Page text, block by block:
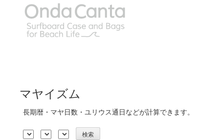
マヤイズム
長期暦・マヤ日数・ユリウス通日などが計算できます。